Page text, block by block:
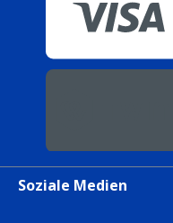
Soziale Medien